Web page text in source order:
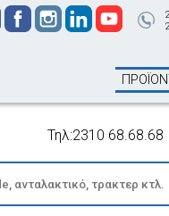
Τηλ:2310 68.68.68